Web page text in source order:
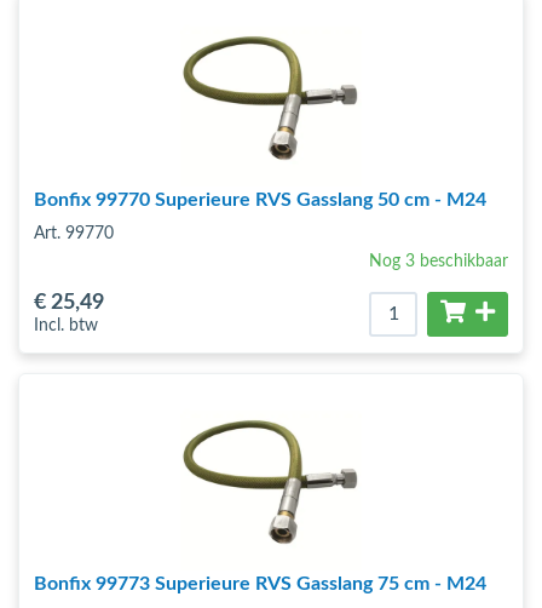
Bonfix 99770 Superieure RVS Gasslang 50 cm - M24
Art. 99770
Nog 3 beschikbaar
€ 25,49
Incl. btw
Bonfix 99773 Superieure RVS Gasslang 75 cm - M24